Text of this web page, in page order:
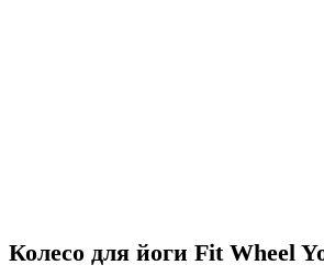
Колесо для йоги Fit Wheel